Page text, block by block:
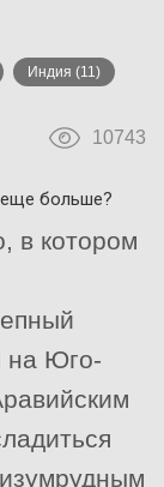
Индия (11)
10743
еще больше?
в котором
на Юго-